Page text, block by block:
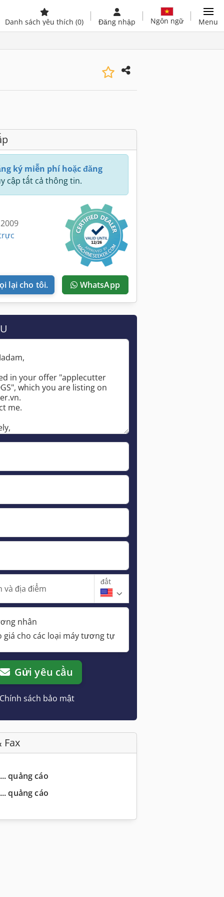
Danh sách yêu thích (0) Đăng nhập Ngôn ngữ Menu
ký miễn phí hoặc đăng
cập tất cả thông tin.
lại cho tôi. WhatsApp
và địa điểm
đất
nhân
giá cho các loại máy tương tự
Gửi yêu cầu
sách bảo mật
Fax
quảng cáo
quảng cáo